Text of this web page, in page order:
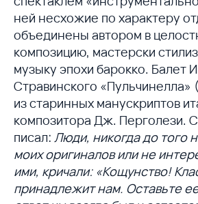
ней несхожие по характеру
объединены автором в
композицию, мастерски
музыку эпохи барокко. Балет
Стравинского
из старинных манускриптов
композитора Дж. Перголези.
писал: Люди, никогда до того
моих оригиналов или не
ими, кричали: «Кощунство!
принадлежит нам. Оставьте